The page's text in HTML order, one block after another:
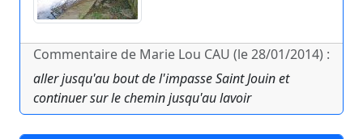
Commentaire de Marie Lou CAU (le 28/01/2014) :
aller jusqu'au bout de l'impasse Saint Jouin et
continuer sur le chemin jusqu'au lavoir